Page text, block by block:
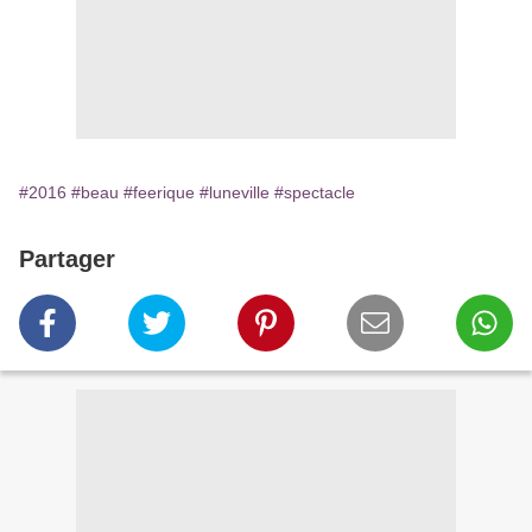
#2016 #beau #feerique #luneville #spectacle
Partager